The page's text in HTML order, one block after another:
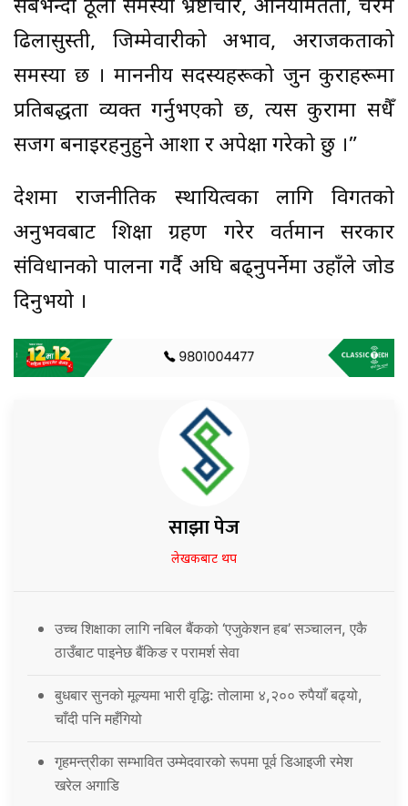
सबैभन्दा ठूलो समस्या भ्रष्टाचार, अनियमितता, चरम
ढिलासुस्ती, जिम्मेवारीको अभाव, अराजकताको
समस्या छ । माननीय सदस्यहरूको जुन कुराहरूमा
प्रतिबद्धता व्यक्त गर्नुभएको छ, त्यस कुरामा सधैँ
सजग बनाइरहनुहुने आशा र अपेक्षा गरेको छु ।”
देशमा राजनीतिक स्थायित्वका लागि विगतको
अनुभवबाट शिक्षा ग्रहण गरेर वर्तमान सरकार
संविधानको पालना गर्दै अघि बढ्नुपर्नेमा उहाँले जोड
दिनुभयो ।
साझा पेज
लेखकबाट थप
उच्च शिक्षाका लागि नबिल बैंकको ‘एजुकेशन हब’ सञ्चालन, एकै
ठाउँबाट पाइनेछ बैंकिङ र परामर्श सेवा
बुधबार सुनको मूल्यमा भारी वृद्धि: तोलामा ४,२०० रुपैयाँ बढ्यो,
चाँदी पनि महँगियो
गृहमन्त्रीका सम्भावित उम्मेदवारको रूपमा पूर्व डिआइजी रमेश
खरेल अगाडि